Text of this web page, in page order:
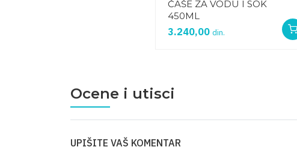
ČAŠE ZA VODU I SOK
450ML
3.240,00 din.
Ocene i utisci
UPIŠITE VAŠ KOMENTAR